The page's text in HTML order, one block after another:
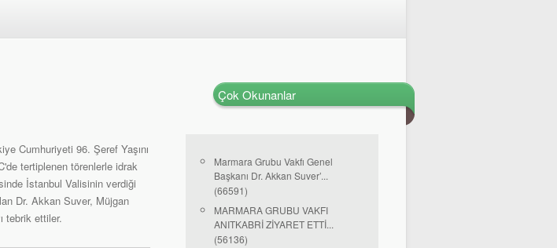
Cumhuriyeti 96. Şeref Yaşını
tertiplenen törenlerle idrak
İstanbul Valisinin verdiği
Dr. Akkan Suver, Müjgan
tebrik ettiler.
Çok Okunanlar
Marmara Grubu Vakfı Genel
Başkanı Dr. Akkan Suver’...
(66591)
MARMARA GRUBU VAKFI
ANITKABRİ ZİYARET ETTİ...
(56136)